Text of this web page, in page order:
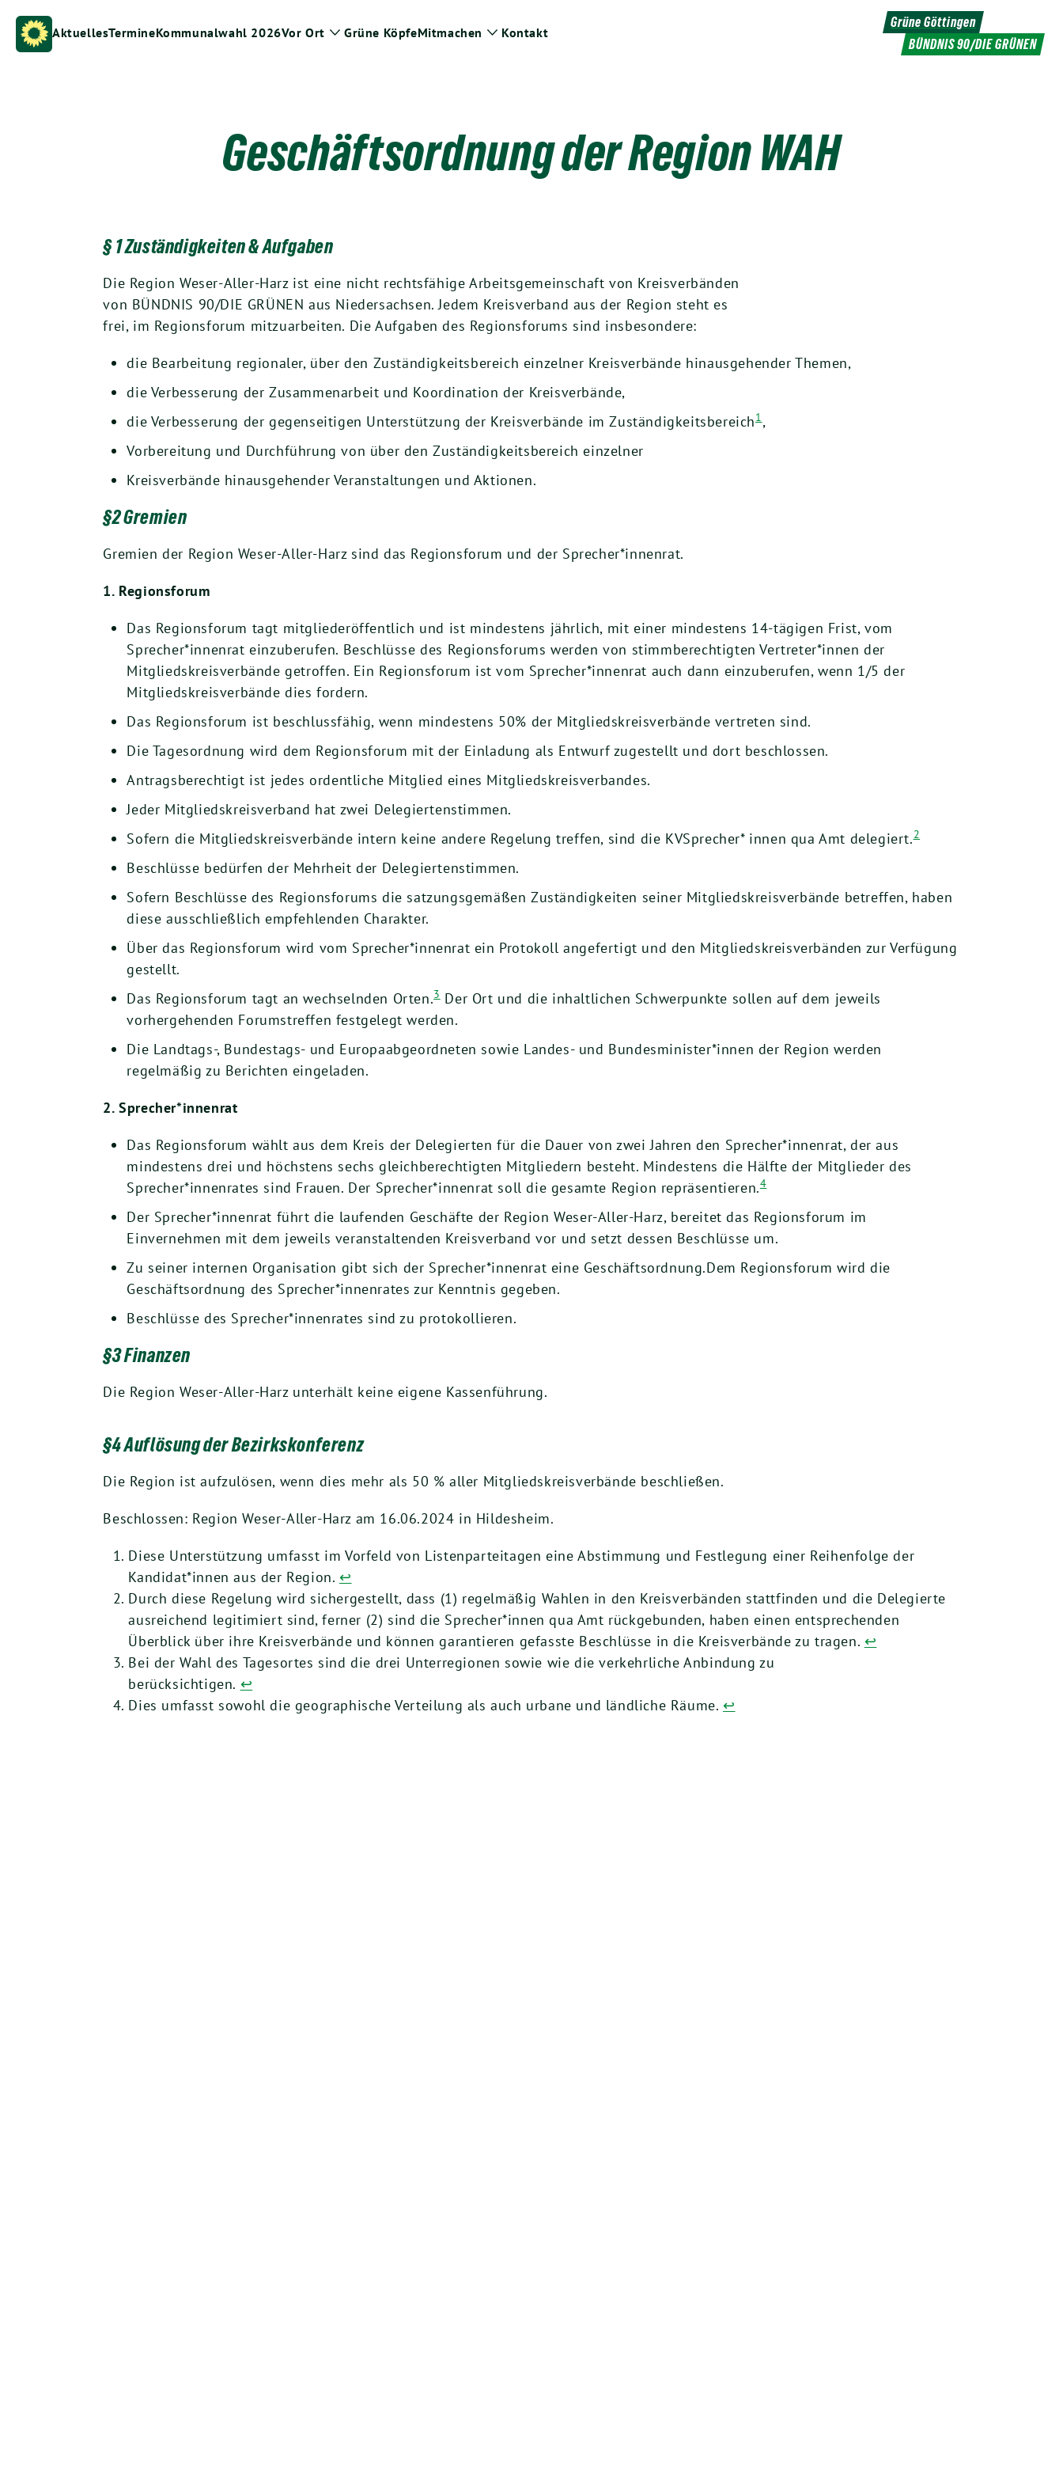
zum
Inhalt
Grüne Göttingen
BÜNDNIS 90/DIE GRÜNEN
AktuellesTermineKommunalwahl 2026Vor Ort
Zeige
Grüne KöpfeMitmachen
Zeige
Kontakt
Geschäftsordnung der Region WAH
§ 1 Zuständigkeiten & Aufgaben
Die Region Weser-Aller-Harz ist eine nicht rechtsfähige Arbeitsgemeinschaft von Kreisverbänden
von BÜNDNIS 90/DIE GRÜNEN aus Niedersachsen. Jedem Kreisverband aus der Region steht es
frei, im Regionsforum mitzuarbeiten. Die Aufgaben des Regionsforums sind insbesondere:
die Bearbeitung regionaler, über den Zuständigkeitsbereich einzelner Kreisverbände hinausgehender Themen,
die Verbesserung der Zusammenarbeit und Koordination der Kreisverbände,
die Verbesserung der gegenseitigen Unterstützung der Kreisverbände im Zuständigkeitsbereich1,
Vorbereitung und Durchführung von über den Zuständigkeitsbereich einzelner
Kreisverbände hinausgehender Veranstaltungen und Aktionen.
§2 Gremien
Gremien der Region Weser-Aller-Harz sind das Regionsforum und der Sprecher*innenrat.
1. Regionsforum
Das Regionsforum tagt mitgliederöffentlich und ist mindestens jährlich, mit einer mindestens 14-tägigen Frist, vom
Sprecher*innenrat einzuberufen. Beschlüsse des Regionsforums werden von stimmberechtigten Vertreter*innen der
Mitgliedskreisverbände getroffen. Ein Regionsforum ist vom Sprecher*innenrat auch dann einzuberufen, wenn 1/5 der
Mitgliedskreisverbände dies fordern.
Das Regionsforum ist beschlussfähig, wenn mindestens 50% der Mitgliedskreisverbände vertreten sind.
Die Tagesordnung wird dem Regionsforum mit der Einladung als Entwurf zugestellt und dort beschlossen.
Antragsberechtigt ist jedes ordentliche Mitglied eines Mitgliedskreisverbandes.
Jeder Mitgliedskreisverband hat zwei Delegiertenstimmen.
Sofern die Mitgliedskreisverbände intern keine andere Regelung treffen, sind die KVSprecher* innen qua Amt delegiert.2
Beschlüsse bedürfen der Mehrheit der Delegiertenstimmen.
Sofern Beschlüsse des Regionsforums die satzungsgemäßen Zuständigkeiten seiner Mitgliedskreisverbände betreffen, haben
diese ausschließlich empfehlenden Charakter.
Über das Regionsforum wird vom Sprecher*innenrat ein Protokoll angefertigt und den Mitgliedskreisverbänden zur Verfügung
gestellt.
Das Regionsforum tagt an wechselnden Orten.3Der Ort und die inhaltlichen Schwerpunkte sollen auf dem jeweils
vorhergehenden Forumstreffen festgelegt werden.
Die Landtags-, Bundestags- und Europaabgeordneten sowie Landes- und Bundesminister*innen der Region werden
regelmäßig zu Berichten eingeladen.
2. Sprecher*innenrat
Das Regionsforum wählt aus dem Kreis der Delegierten für die Dauer von zwei Jahren den Sprecher*innenrat, der aus
mindestens drei und höchstens sechs gleichberechtigten Mitgliedern besteht. Mindestens die Hälfte der Mitglieder des
Sprecher*innenrates sind Frauen. Der Sprecher*innenrat soll die gesamte Region repräsentieren.4
Der Sprecher*innenrat führt die laufenden Geschäfte der Region Weser-Aller-Harz, bereitet das Regionsforum im
Einvernehmen mit dem jeweils veranstaltenden Kreisverband vor und setzt dessen Beschlüsse um.
Zu seiner internen Organisation gibt sich der Sprecher*innenrat eine Geschäftsordnung.Dem Regionsforum wird die
Geschäftsordnung des Sprecher*innenrates zur Kenntnis gegeben.
Beschlüsse des Sprecher*innenrates sind zu protokollieren.
§3 Finanzen
Die Region Weser-Aller-Harz unterhält keine eigene Kassenführung.
§4 Auflösung der Bezirkskonferenz
Die Region ist aufzulösen, wenn dies mehr als 50 % aller Mitgliedskreisverbände beschließen.
Beschlossen: Region Weser-Aller-Harz am 16.06.2024 in Hildesheim.
Diese Unterstützung umfasst im Vorfeld von Listenparteitagen eine Abstimmung und Festlegung einer Reihenfolge der
Kandidat*innen aus der Region. ↩︎
Durch diese Regelung wird sichergestellt, dass (1) regelmäßig Wahlen in den Kreisverbänden stattfinden und die Delegierte
ausreichend legitimiert sind, ferner (2) sind die Sprecher*innen qua Amt rückgebunden, haben einen entsprechenden
Überblick über ihre Kreisverbände und können garantieren gefasste Beschlüsse in die Kreisverbände zu tragen. ↩︎
Bei der Wahl des Tagesortes sind die drei Unterregionen sowie wie die verkehrliche Anbindung zu
berücksichtigen. ↩︎
Dies umfasst sowohl die geographische Verteilung als auch urbane und ländliche Räume. ↩︎